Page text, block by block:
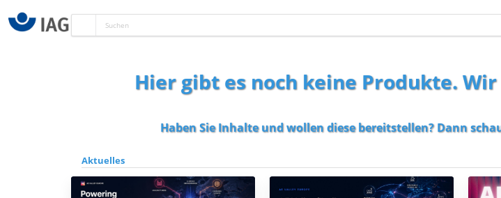
Hier gibt es noch keine Produkte.
Haben Sie Inhalte und wollen diese bereitstellen? Dann
Aktuelles